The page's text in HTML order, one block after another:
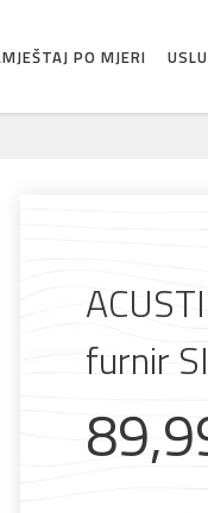
PO MJERI
furnir